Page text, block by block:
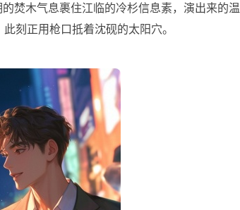
焚木气息裹住江临的冷杉信息素，演出来的温
刻正用枪口抵着沈砚的太阳穴。